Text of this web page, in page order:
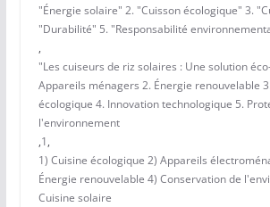
"Énergie solaire" 2. "Cuisson écologique" 3.
"Durabilité" 5. "Responsabilité
,
"Les cuiseurs de riz solaires : Une solution
Appareils ménagers 2. Énergie renouvelable
écologique 4. Innovation technologique 5.
l'environnement
,1,
1) Cuisine écologique 2) Appareils
Énergie renouvelable 4) Conservation de
Cuisine solaire